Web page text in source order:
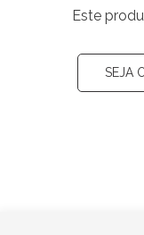
Este
SEJA